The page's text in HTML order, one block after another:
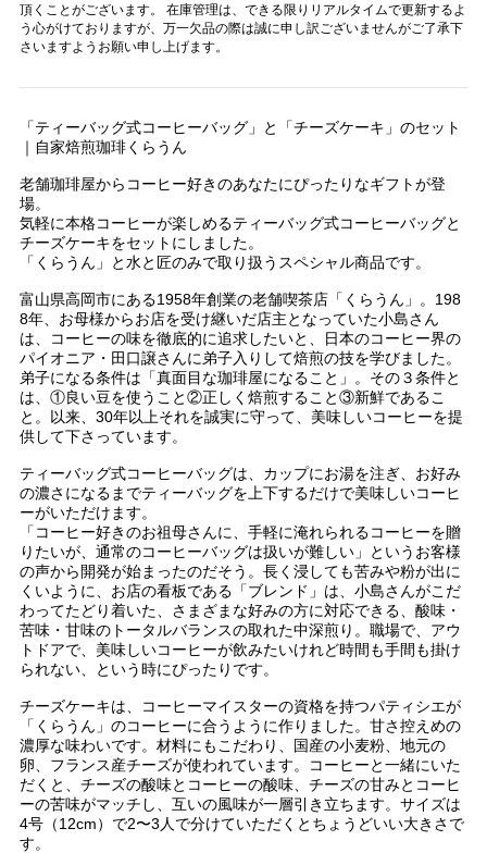
頂くことがございます。 在庫管理は、できる限りリアルタイムで更新するよ
う心がけておりますが、万一欠品の際は誠に申し訳ございませんがご了承下
さいますようお願い申し上げます。
「ティーバッグ式コーヒーバッグ」と「チーズケーキ」のセット
｜自家焙煎珈琲くらうん
老舗珈琲屋からコーヒー好きのあなたにぴったりなギフトが登
場。
気軽に本格コーヒーが楽しめるティーバッグ式コーヒーバッグと
チーズケーキをセットにしました。
「くらうん」と水と匠のみで取り扱うスペシャル商品です。
富山県高岡市にある1958年創業の老舗喫茶店「くらうん」。198
8年、お母様からお店を受け継いだ店主となっていた小島さん
は、コーヒーの味を徹底的に追求したいと、日本のコーヒー界の
パイオニア・田口譲さんに弟子入りして焙煎の技を学びました。
弟子になる条件は「真面目な珈琲屋になること」。その３条件と
は、①良い豆を使うこと②正しく焙煎すること③新鮮であるこ
と。以来、30年以上それを誠実に守って、美味しいコーヒーを提
供して下さっています。
ティーバッグ式コーヒーバッグは、カップにお湯を注ぎ、お好み
の濃さになるまでティーバッグを上下するだけで美味しいコーヒ
ーがいただけます。
「コーヒー好きのお祖母さんに、手軽に淹れられるコーヒーを贈
りたいが、通常のコーヒーバッグは扱いが難しい」というお客様
の声から開発が始まったのだそう。長く浸しても苦みや粉が出に
くいように、お店の看板である「ブレンド」は、小島さんがこだ
わってたどり着いた、さまざまな好みの方に対応できる、酸味・
苦味・甘味のトータルバランスの取れた中深煎り。職場で、アウ
トドアで、美味しいコーヒーが飲みたいけれど時間も手間も掛け
られない、という時にぴったりです。
チーズケーキは、コーヒーマイスターの資格を持つパティシエが
「くらうん」のコーヒーに合うように作りました。甘さ控えめの
濃厚な味わいです。材料にもこだわり、国産の小麦粉、地元の
卵、フランス産チーズが使われています。コーヒーと一緒にいた
だくと、チーズの酸味とコーヒーの酸味、チーズの甘みとコーヒ
ーの苦味がマッチし、互いの風味が一層引き立ちます。サイズは
4号（12cm）で2〜3人で分けていただくとちょうどいい大きさで
す。